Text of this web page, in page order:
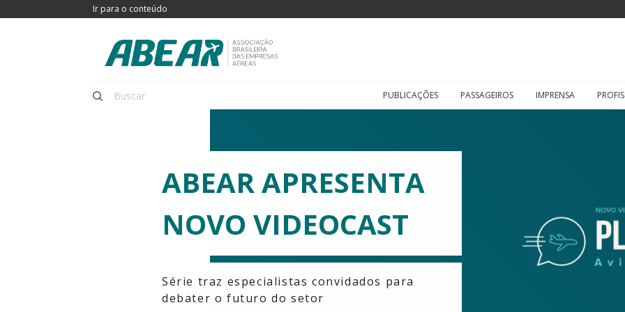
Ir para o conteúdo
PUBLICAÇÕES PASSAGEIROS IMPRENSA
ABEAR APRESENTA
NOVO VIDEOCAST
Série traz especialistas convidados para
debater o futuro do setor